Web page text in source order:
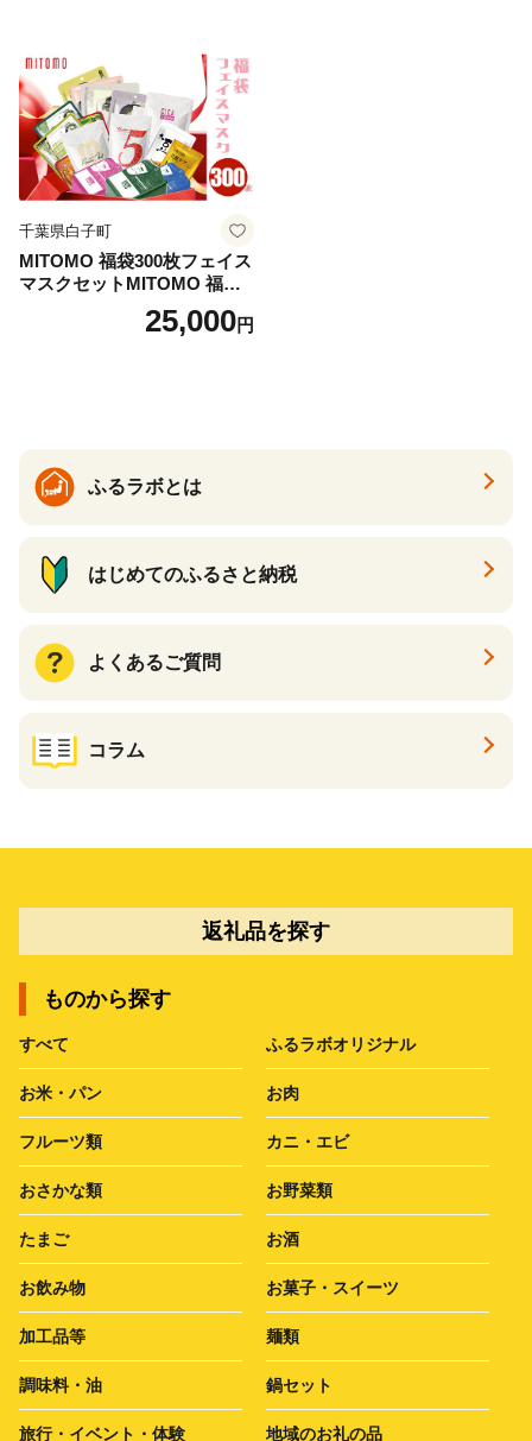
千葉県白子町
MITOMO 福袋300枚フェイス
マスクセットMITOMO 福袋3
00枚フェイスマスクセット
ふるさと納税 パック ファイ
25,000円
ふるラボとは
はじめてのふるさと納税
よくあるご質問
コラム
返礼品を探す
ものから探す
すべて ふるラボオリジナル
お米・パン お肉
フルーツ類 カニ・エビ
おさかな類 お野菜類
たまご お酒
お飲み物 お菓子・スイーツ
加工品等 麺類
調味料・油 鍋セット
旅行・イベント・体験 地域のお礼の品